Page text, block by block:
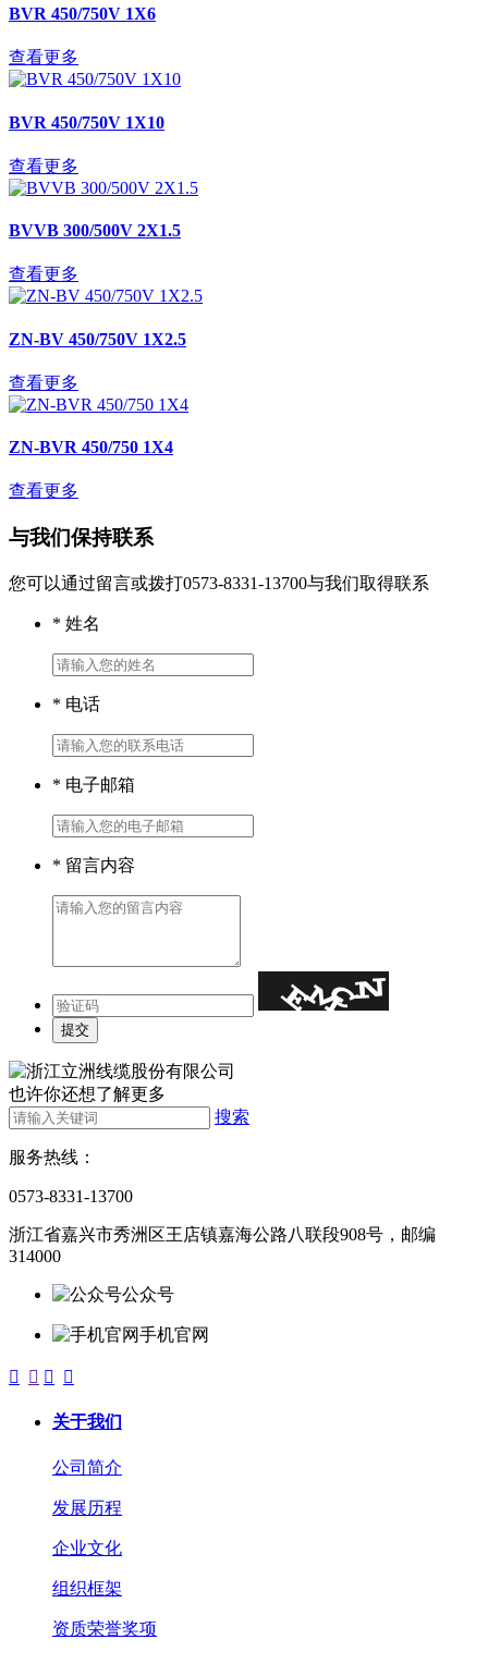
BVR 450/750V 1X6
查看更多
BVR 450/750V 1X10
查看更多
BVVB 300/500V 2X1.5
查看更多
ZN-BV 450/750V 1X2.5
查看更多
ZN-BVR 450/750 1X4
查看更多
与我们保持联系
您可以通过留言或拨打0573-8331-13700与我们取得联系
* 姓名
* 电话
* 电子邮箱
* 留言内容
也许你还想了解更多
搜索
服务热线：
0573-8331-13700
浙江省嘉兴市秀洲区王店镇嘉海公路八联段908号，邮编
314000
公众号
手机官网
   
关于我们
公司简介
发展历程
企业文化
组织框架
资质荣誉奖项